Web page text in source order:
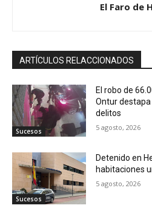
El Faro de
ARTÍCULOS RELACCIONADOS
Sucesos
El robo de
Ontur
delitos
5 agosto, 2026
Sucesos
Detenido en
habitaciones
5 agosto, 2026